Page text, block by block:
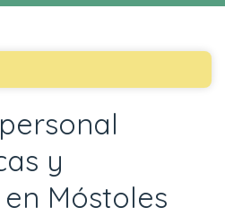
y
Móstoles